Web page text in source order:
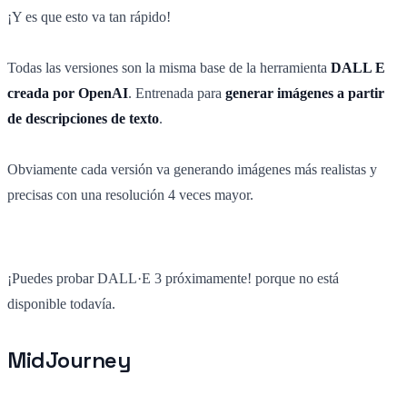
¡Y es que esto va tan rápido!
Todas las versiones son la misma base de la herramienta DALL E
creada por OpenAI. Entrenada para generar imágenes a partir
de descripciones de texto.
Obviamente cada versión va generando imágenes más realistas y
precisas con una resolución 4 veces mayor.
¡Puedes probar DALL·E 3 próximamente! porque no está
disponible todavía.
MidJourney